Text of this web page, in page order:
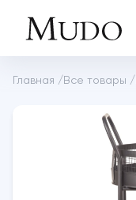
Главная / Все товары /